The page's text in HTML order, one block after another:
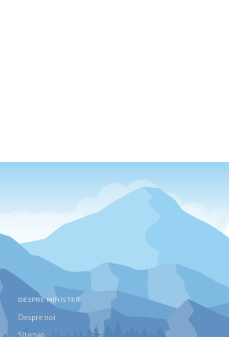
DESPRE MINISTER
Despre noi
Sitemap